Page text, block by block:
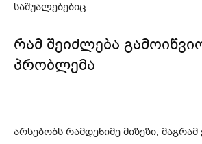
საშუალებებიც.
რამ შეიძლება
პრობლემა
არსებობს რამდენიმე მიზეზი,